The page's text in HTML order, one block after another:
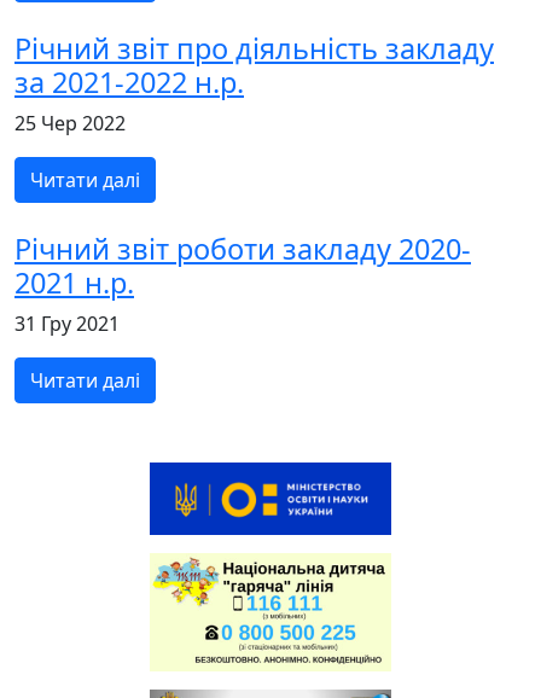
Річний звіт про діяльність закладу
за 2021-2022 н.р.
25 Чер 2022
Читати далі
Річний звіт роботи закладу 2020-
2021 н.р.
31 Гру 2021
Читати далі